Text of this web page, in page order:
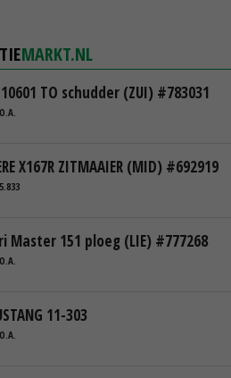
MARKT.NL
TO schudder (ZUI) #783031
X167R ZITMAAIER (MID) #692919
Master 151 ploeg (LIE) #777268
11-303